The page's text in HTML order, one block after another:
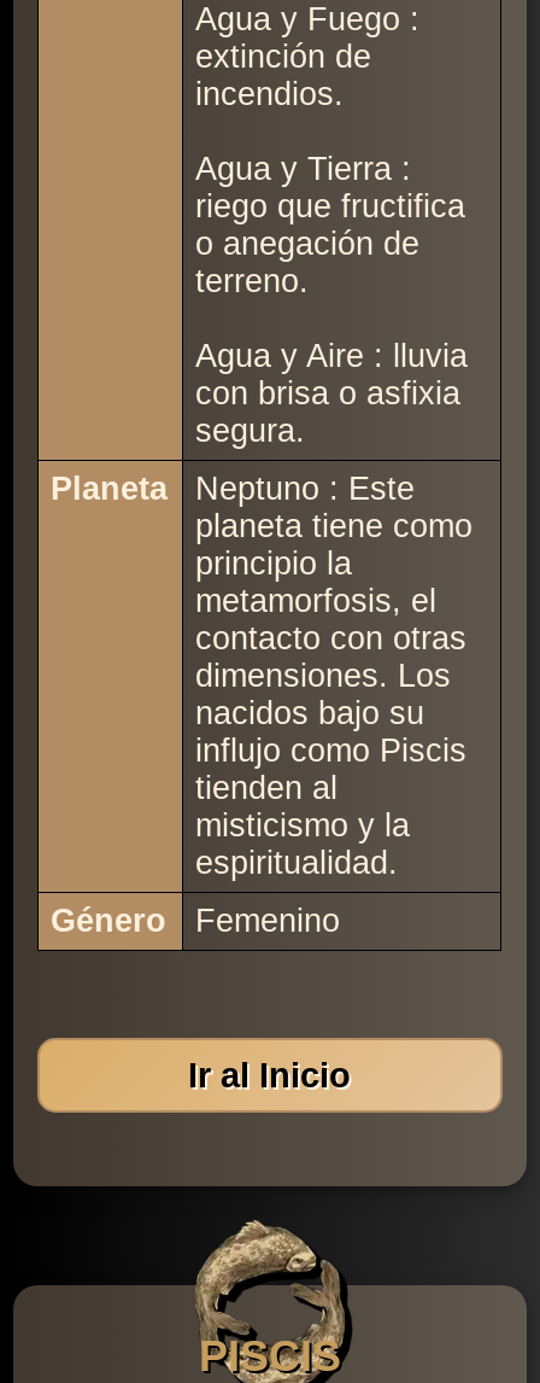
Agua y Fuego :
extinción de
incendios.
Agua y Tierra :
riego que fructifica
o anegación de
terreno.
Agua y Aire : lluvia
con brisa o asfixia
segura.
Planeta
Neptuno : Este
planeta tiene como
principio la
metamorfosis, el
contacto con otras
dimensiones. Los
nacidos bajo su
influjo como Piscis
tienden al
misticismo y la
espiritualidad.
Género
Femenino
Ir al Inicio
PISCIS